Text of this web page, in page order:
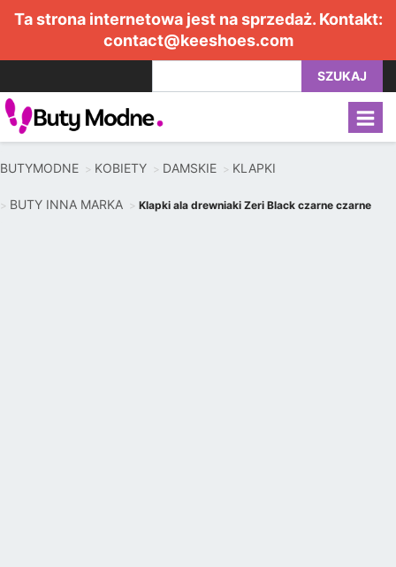
Ta strona internetowa jest na sprzedaż. Kontakt:
contact@keeshoes.com
SZUKAJ
BUTYMODNE KOBIETY DAMSKIE KLAPKI
BUTY INNA MARKA Klapki ala drewniaki Zeri Black czarne czarne